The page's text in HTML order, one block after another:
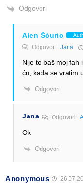
Odgovori
Alen Šćuric
Odgovori Jana
Nije to baš moj fah
ću, kada se vratim
Odgovori
Jana Odgovori
Ok
Odgovori
Anonymous